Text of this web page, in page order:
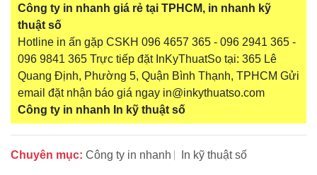
Công ty in nhanh giá rẻ tại TPHCM, in nhanh kỹ
thuật số
Hotline in ấn gặp CSKH 096 4657 365 - 096 2941 365 -
096 9841 365 Trực tiếp đặt InKyThuatSo tại: 365 Lê
Quang Định, Phường 5, Quận Bình Thạnh, TPHCM Gửi
email đặt nhận báo giá ngay in@inkythuatso.com
Công ty in nhanh In kỹ thuật số
Chuyên mục: Công ty in nhanh In kỹ thuật số